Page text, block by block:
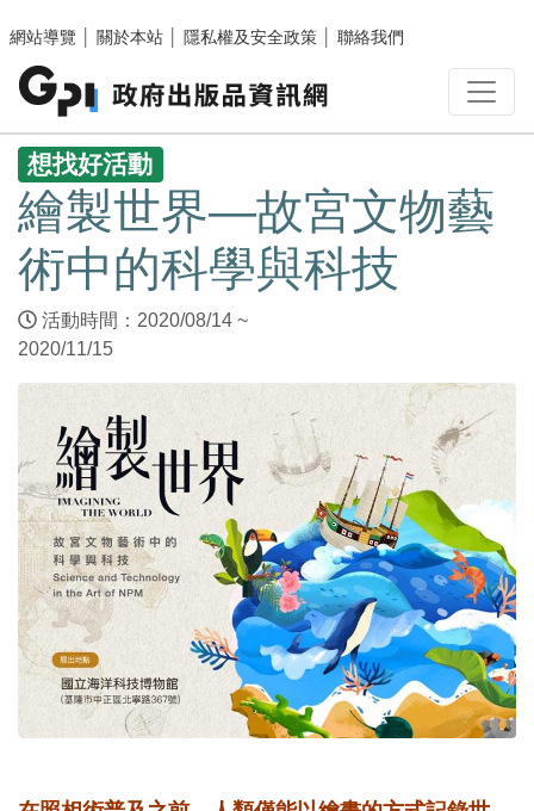
網站導覽
關於本站 隱私權及安全政策 聯絡我們
:::
想找好活動
繪製世界—故宮文物藝
術中的科學與科技
活動時間：2020/08/14 ~
2020/11/15